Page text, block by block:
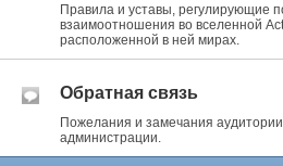
Правила и уставы, регулирующие
взаимоотношения во вселенной
расположенной в ней мирах.
Обратная связь
Пожелания и замечания аудитории
администрации.